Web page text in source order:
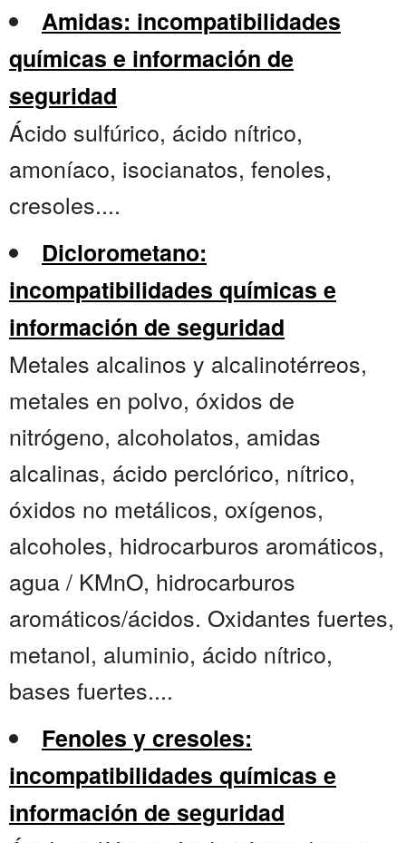
Amidas: incompatibilidades
químicas e información de
seguridad
Ácido sulfúrico, ácido nítrico,
amoníaco, isocianatos, fenoles,
cresoles....
Diclorometano:
incompatibilidades químicas e
información de seguridad
Metales alcalinos y alcalinotérreos,
metales en polvo, óxidos de
nitrógeno, alcoholatos, amidas
alcalinas, ácido perclórico, nítrico,
óxidos no metálicos, oxígenos,
alcoholes, hidrocarburos aromáticos,
agua / KMnO, hidrocarburos
aromáticos/ácidos. Oxidantes fuertes,
metanol, aluminio, ácido nítrico,
bases fuertes....
Fenoles y cresoles:
incompatibilidades químicas e
información de seguridad